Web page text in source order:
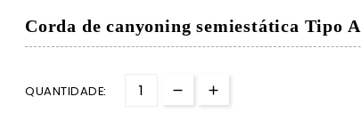
Corda de canyoning semiestática Tipo A
QUANTIDADE: